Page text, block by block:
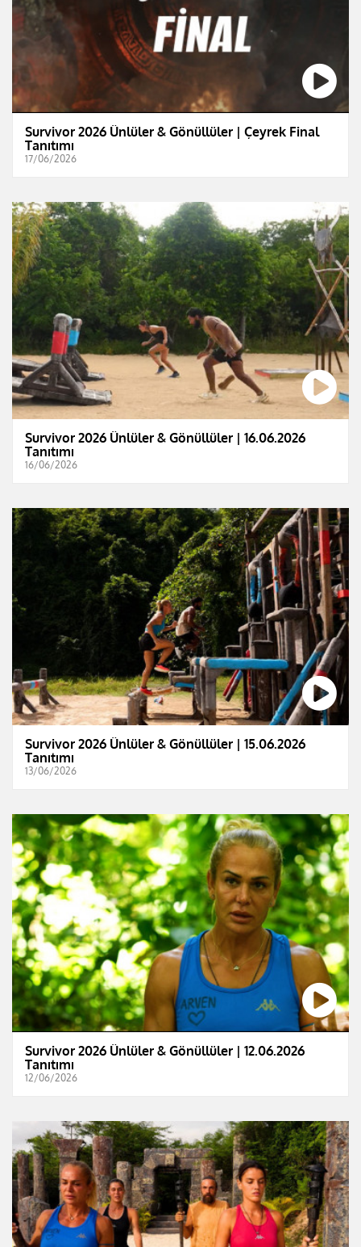
Survivor 2026 Ünlüler & Gönüllüler | Çeyrek Final
Tanıtımı
17/06/2026
Survivor 2026 Ünlüler & Gönüllüler | 16.06.2026
Tanıtımı
16/06/2026
Survivor 2026 Ünlüler & Gönüllüler | 15.06.2026
Tanıtımı
13/06/2026
Survivor 2026 Ünlüler & Gönüllüler | 12.06.2026
Tanıtımı
12/06/2026